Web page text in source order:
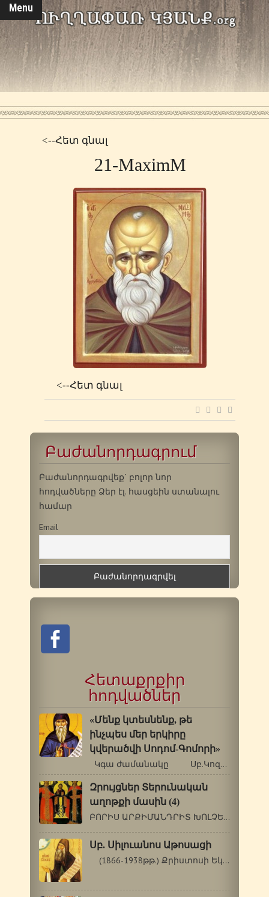
Menu
<--Հետ գնալ
21-MaximΜ
<--Հետ գնալ
Բաժանորդագրում
Բաժանորդագրվեք` բոլոր նոր
հոդվածները Ձեր էլ. հասցեին ստանալու
համար
Email
Հետաքրքիր
հոդվածներ
«Մենք կտեսնենք, թե
ինչպես մեր երկիրը
կվերածվի Սոդոմ-Գոմորի»
Կգա ժամանակը Սբ.Կոզմաս Էտոլացին…
Զրույցներ Տերունական
աղոթքի մասին (4)
ԲՈՐԻՍ ԱՐՔԻՄԱՆԴՐԻՏ ԽՈԼՉԵՎ (1895-1971 թթ.)…
Սբ. Սիլուանոս Աթոսացի
(1866-1938թթ.) Քրիստոսի Եկեղեցին…